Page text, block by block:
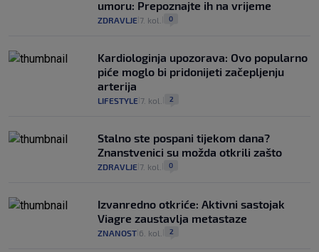
umoru: Prepoznajte ih na vrijeme
ZDRAVLJE 7. kol. 0
Kardiologinja upozorava: Ovo popularno
piće moglo bi pridonijeti začepljenju
arterija
LIFESTYLE 7. kol. 2
Stalno ste pospani tijekom dana?
Znanstvenici su možda otkrili zašto
ZDRAVLJE 7. kol. 0
Izvanredno otkriće: Aktivni sastojak
Viagre zaustavlja metastaze
ZNANOST 6. kol. 2